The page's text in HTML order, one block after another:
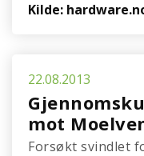
Kilde:
22.08.2013
mot
Forsøkt svindlet